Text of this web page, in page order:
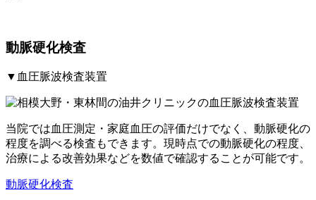
動脈硬化検査
▼血圧脈波検査装置
当院では血圧測定・家庭血圧の評価だけでなく、動脈硬化の
程度を調べる検査もできます。現時点での動脈硬化の程度、
治療による改善効果などを数値で確認することが可能です。
動脈硬化検査